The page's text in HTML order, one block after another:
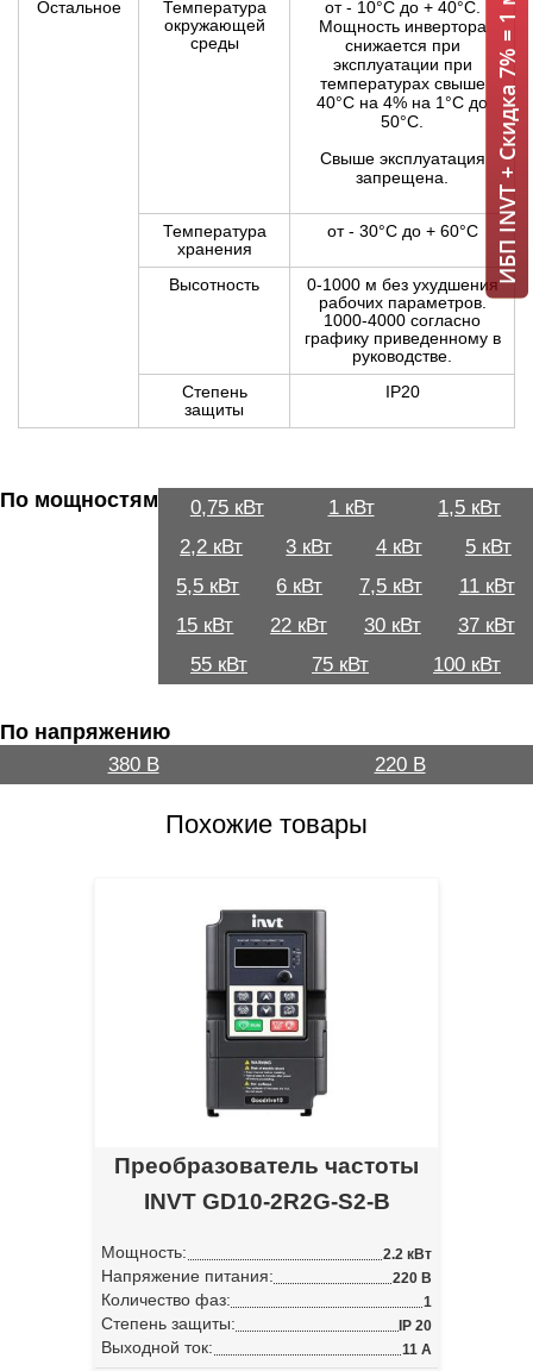
Остальное
Температура
окружающей
среды
от - 10°С до + 40°С.
Мощность инвертора
снижается при
эксплуатации при
температурах свыше
40°С на 4% на 1°С до
50°С.
Свыше эксплуатация
запрещена.
Температура
хранения
от - 30°С до + 60°С
Высотность
0-1000 м без ухудшения
рабочих параметров.
1000-4000 согласно
графику приведенному в
руководстве.
Степень
защиты
IP20
По мощностям 0,75 кВт 1 кВт
1,5 кВт
2,2 кВт
3 кВт 4 кВт
5 кВт
5,5 кВт
6 кВт 7,5 кВт
11 кВт
15 кВт
22 кВт 30 кВт
37 кВт
55 кВт
75 кВт 100 кВт
По напряжению
380 В 220 В
Похожие товары
Преобразователь частоты
INVT GD10-2R2G-S2-B
Мощность: 2.2 кВт
Напряжение питания: 220 В
Количество фаз: 1
Степень защиты: IP 20
Выходной ток: 11 А
ИБП INVT + Скидка 7% = 1 мин!